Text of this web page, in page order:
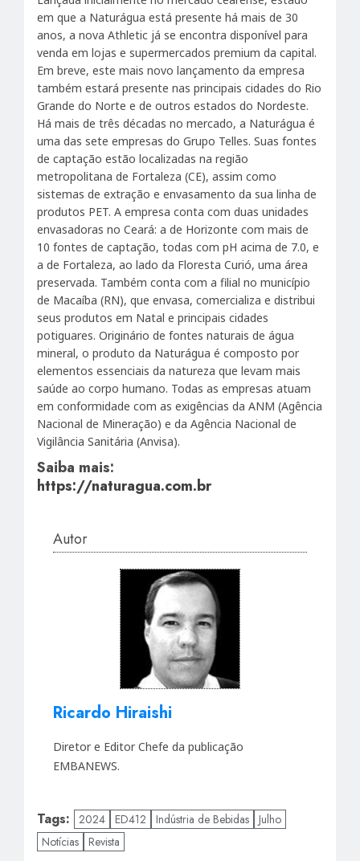
em que a Naturágua está presente há mais de 30
anos, a nova Athletic já se encontra disponível para
venda em lojas e supermercados premium da capital.
Em breve, este mais novo lançamento da empresa
também estará presente nas principais cidades do Rio
Grande do Norte e de outros estados do Nordeste.
Há mais de três décadas no mercado, a Naturágua é
uma das sete empresas do Grupo Telles. Suas fontes
de captação estão localizadas na região
metropolitana de Fortaleza (CE), assim como
sistemas de extração e envasamento da sua linha de
produtos PET. A empresa conta com duas unidades
envasadoras no Ceará: a de Horizonte com mais de
10 fontes de captação, todas com pH acima de 7.0, e
a de Fortaleza, ao lado da Floresta Curió, uma área
preservada. Também conta com a filial no município
de Macaíba (RN), que envasa, comercializa e distribui
seus produtos em Natal e principais cidades
potiguares. Originário de fontes naturais de água
mineral, o produto da Naturágua é composto por
elementos essenciais da natureza que levam mais
saúde ao corpo humano. Todas as empresas atuam
em conformidade com as exigências da ANM (Agência
Nacional de Mineração) e da Agência Nacional de
Vigilância Sanitária (Anvisa).
Saiba mais:
https://naturagua.com.br
Autor
Ricardo Hiraishi
Diretor e Editor Chefe da publicação
EMBANEWS.
Tags: 2024 ED412 Indústria de Bebidas Julho
Notícias Revista